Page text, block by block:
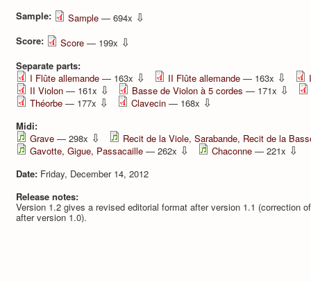
Sample:
Sample — 694x ⇩
Score: Score — 199x ⇩
Separate parts:
I Flûte allemande — 163x ⇩ II Flûte allemande — 163x ⇩
II Violon — 161x ⇩ Basse de Violon à 5 cordes — 171x ⇩
Théorbe — 177x ⇩ Clavecin — 168x ⇩
Midi:
Grave — 298x ⇩
Recit de la Viole, Sarabande, Recit de la
Gavotte, Gigue, Passacaille — 262x ⇩ Chaconne — 221x ⇩
Date: Friday, December 14, 2012
Release notes:
Version 1.2 gives a revised editorial format after version 1.1 (correction
after version 1.0).